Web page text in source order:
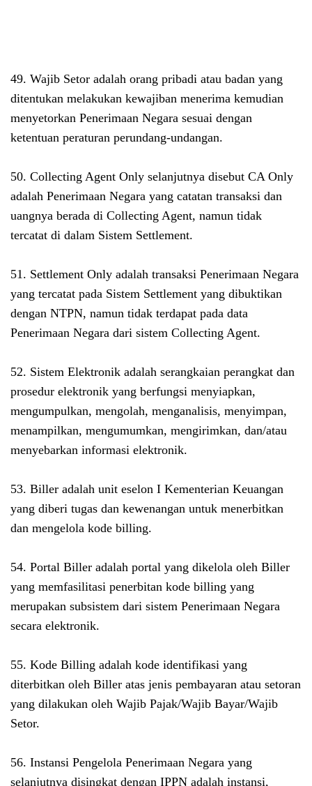
49. Wajib Setor adalah orang pribadi atau badan yang
ditentukan melakukan kewajiban menerima kemudian
menyetorkan Penerimaan Negara sesuai dengan
ketentuan peraturan perundang-undangan.
50. Collecting Agent Only selanjutnya disebut CA Only
adalah Penerimaan Negara yang catatan transaksi dan
uangnya berada di Collecting Agent, namun tidak
tercatat di dalam Sistem Settlement.
51. Settlement Only adalah transaksi Penerimaan Negara
yang tercatat pada Sistem Settlement yang dibuktikan
dengan NTPN, namun tidak terdapat pada data
Penerimaan Negara dari sistem Collecting Agent.
52. Sistem Elektronik adalah serangkaian perangkat dan
prosedur elektronik yang berfungsi menyiapkan,
mengumpulkan, mengolah, menganalisis, menyimpan,
menampilkan, mengumumkan, mengirimkan, dan/atau
menyebarkan informasi elektronik.
53. Biller adalah unit eselon I Kementerian Keuangan
yang diberi tugas dan kewenangan untuk menerbitkan
dan mengelola kode billing.
54. Portal Biller adalah portal yang dikelola oleh Biller
yang memfasilitasi penerbitan kode billing yang
merupakan subsistem dari sistem Penerimaan Negara
secara elektronik.
55. Kode Billing adalah kode identifikasi yang
diterbitkan oleh Biller atas jenis pembayaran atau setoran
yang dilakukan oleh Wajib Pajak/Wajib Bayar/Wajib
Setor.
56. Instansi Pengelola Penerimaan Negara yang
selanjutnya disingkat dengan IPPN adalah instansi,